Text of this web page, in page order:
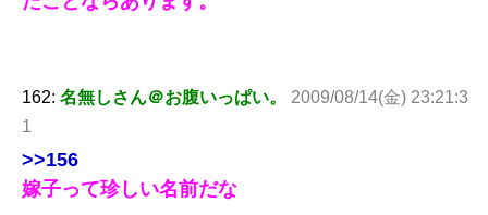
162: 名無しさん＠お腹いっぱい。
2009/08/14(金) 23:21:3
1
>>156
嫁子って珍しい名前だな